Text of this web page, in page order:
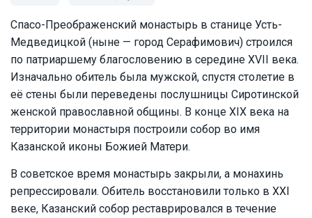
Спасо-Преображенский монастырь в станице Усть-
Медведицкой (ныне — город Серафимович) строился
по патриаршему благословению в середине XVII века.
Изначально обитель была мужской, спустя столетие в
её стены были переведены послушницы Сиротинской
женской православной общины. В конце XIX века на
территории монастыря построили собор во имя
Казанской иконы Божией Матери.
В советское время монастырь закрыли, а монахинь
репрессировали. Обитель восстановили только в XXI
веке, Казанский собор реставрировался в течение